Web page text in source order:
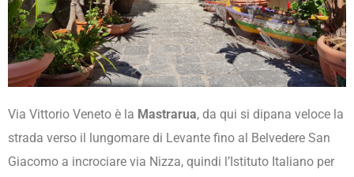
Via Vittorio Veneto è la Mastrarua, da qui si dipana veloce la
strada verso il lungomare di Levante fino al Belvedere San
Giacomo a incrociare via Nizza, quindi l’Istituto Italiano per